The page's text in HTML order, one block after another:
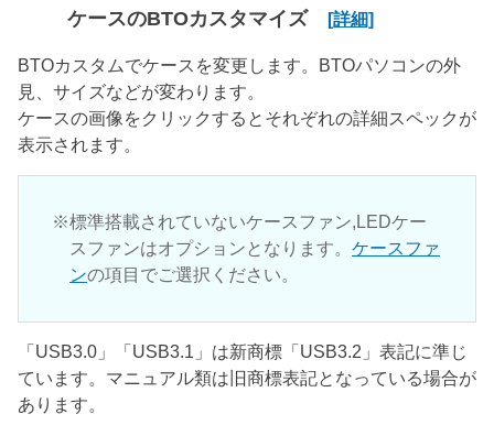
ケースのBTOカスタマイズ [詳細]
BTOカスタムでケースを変更します。BTOパソコンの外
見、サイズなどが変わります。
ケースの画像をクリックするとそれぞれの詳細スペックが
表示されます。
標準搭載されていないケースファン,LEDケー
スファンはオプションとなります。 ケースファ
ンの項目でご選択ください。
「USB3.0」「USB3.1」は新商標「USB3.2」表記に準じ
ています。マニュアル類は旧商標表記となっている場合が
あります。